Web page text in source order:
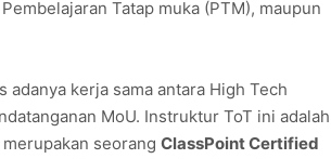
Tatap muka (PTM), maupun
kerja sama antara High Tech
MoU. Instruktur ToT ini adalah
seorang ClassPoint Certified